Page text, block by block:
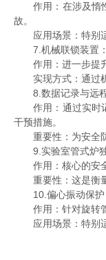
作用：在涉及惰性
故。
应用场景：特别适
7.机械联锁装置：
作用：进一步提升
实现方式：通过机
8.数据记录与远程
作用：通过实时记
干预措施。
重要性：为安全防
9.实验室管式炉独
作用：核心的安全
重要性：这是衡量
10.偏心振动保护
作用：针对旋转管
应用场景：特别适